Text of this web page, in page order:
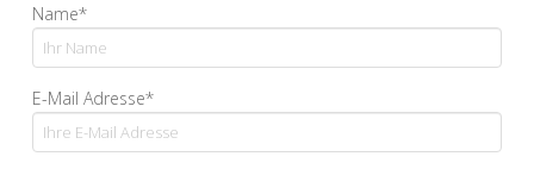
Name*
E-Mail Adresse*